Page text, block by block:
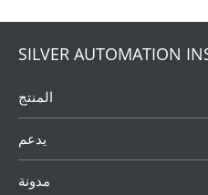
عن سعر مقياس
مع EVC مباشرة
SILVER AUTOMATION
المنتج
يدعم
مدونة